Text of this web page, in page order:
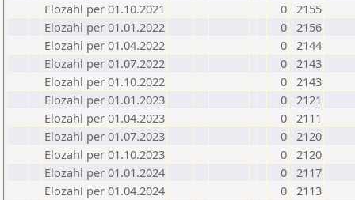
Elozahl per 01.10.2021
0 2155
Elozahl per 01.01.2022
0 2156
Elozahl per 01.04.2022
0 2144
Elozahl per 01.07.2022
0 2143
Elozahl per 01.10.2022
0 2143
Elozahl per 01.01.2023
0 2121
Elozahl per 01.04.2023
0 2111
Elozahl per 01.07.2023
0 2120
Elozahl per 01.10.2023
0 2120
Elozahl per 01.01.2024
0 2117
Elozahl per 01.04.2024
0 2113